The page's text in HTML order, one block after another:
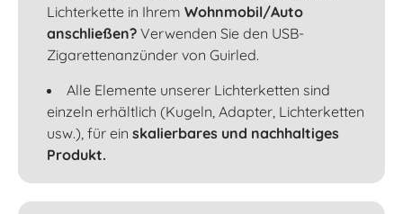
Lichterkette in Ihrem Wohnmobil/Auto
anschließen? Verwenden Sie den USB-
Zigarettenanzünder von Guirled.
Alle Elemente unserer Lichterketten sind
einzeln erhältlich (Kugeln, Adapter, Lichterketten
usw.), für ein skalierbares und nachhaltiges
Produkt.